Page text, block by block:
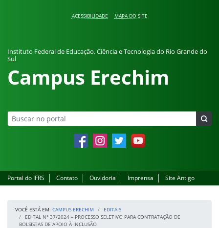
ACESSIBILIDADE MAPA DO SITE
Instituto Federal de Educação, Ciência e Tecnologia do Rio Grande do
Sul
Campus Erechim
FacebookInstagramTwitter YouTube
Portal do IFRS Contato Ouvidoria Imprensa Site Antigo
VOCÊ ESTÁ EM: CAMPUS ERECHIM
EDITAIS
EDITAL N° 37/2024 – PROCESSO SELETIVO PARA CONTRATAÇÃO DE
BOLSISTAS DE APOIO À INCLUSÃO